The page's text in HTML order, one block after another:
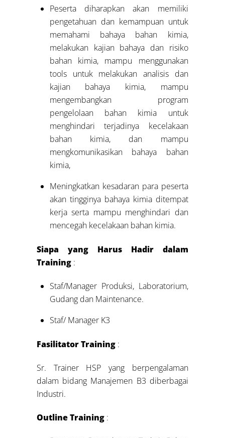
Peserta diharapkan akan memiliki
pengetahuan dan kemampuan untuk
memahami bahaya bahan kimia,
melakukan kajian bahaya dan risiko
bahan kimia, mampu menggunakan
tools untuk melakukan analisis dan
kajian bahaya kimia, mampu
mengembangkan program
pengelolaan bahan kimia untuk
menghindari terjadinya kecelakaan
bahan kimia, dan mampu
mengkomunikasikan bahaya bahan
kimia,
Meningkatkan kesadaran para peserta
akan tingginya bahaya kimia ditempat
kerja serta mampu menghindari dan
mencegah kecelakaan bahan kimia.
Siapa yang Harus Hadir dalam
Training :
Staf/Manager Produksi, Laboratorium,
Gudang dan Maintenance.
Staf/ Manager K3
Fasilitator Training :
Sr. Trainer HSP yang berpengalaman
dalam bidang Manajemen B3 diberbagai
Industri.
Outline Training :